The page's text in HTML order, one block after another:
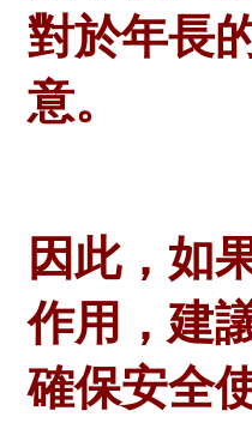
對於年長
意。
因此，如
作用，建
確保安全